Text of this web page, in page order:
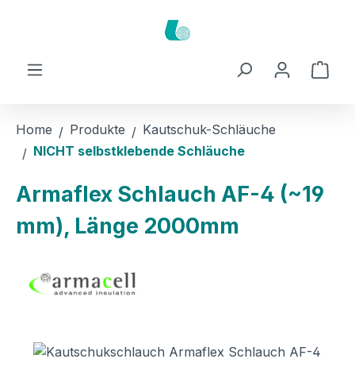
Home Produkte
Kautschuk-Schläuche
NICHT selbstklebende Schläuche
Armaflex Schlauch AF-4 (~19
mm), Länge 2000mm
Bildergalerie überspringen